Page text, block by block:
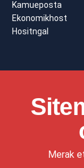
Kamueposta
Ekonomikhost
Hositngal
Merak